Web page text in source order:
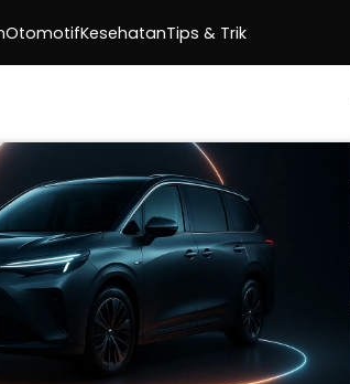
OtomotifKesehatanTips & Trik